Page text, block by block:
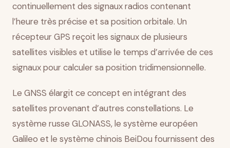
continuellement des signaux radios contenant
l’heure très précise et sa position orbitale. Un
récepteur GPS reçoit les signaux de plusieurs
satellites visibles et utilise le temps d’arrivée de ces
signaux pour calculer sa position tridimensionnelle.
Le GNSS élargit ce concept en intégrant des
satellites provenant d’autres constellations. Le
système russe GLONASS, le système européen
Galileo et le système chinois BeiDou fournissent des